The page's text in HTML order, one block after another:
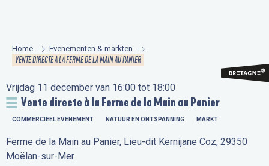
principal
Home Evenementen & markten
VENTE DIRECTE À LA FERME DE LA MAIN AU PANIER
Vrijdag 11 december van 16:00 tot 18:00
Vente directe à la Ferme de la Main au Panier
COMMERCIEEL EVENEMENT NATUUR EN ONTSPANNING MARKT
Ferme de la Main au Panier, Lieu-dit Kernijane Coz, 29350
Moëlan-sur-Mer